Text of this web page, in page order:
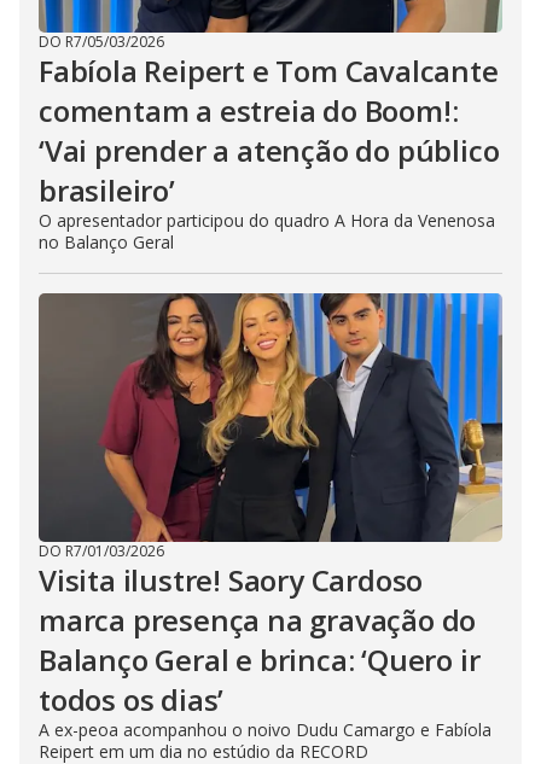
DO R7/05/03/2026
Fabíola Reipert e Tom Cavalcante
comentam a estreia do Boom!:
‘Vai prender a atenção do público
brasileiro’
O apresentador participou do quadro A Hora da Venenosa
no Balanço Geral
DO R7/01/03/2026
Visita ilustre! Saory Cardoso
marca presença na gravação do
Balanço Geral e brinca: ‘Quero ir
todos os dias’
A ex-peoa acompanhou o noivo Dudu Camargo e Fabíola
Reipert em um dia no estúdio da RECORD